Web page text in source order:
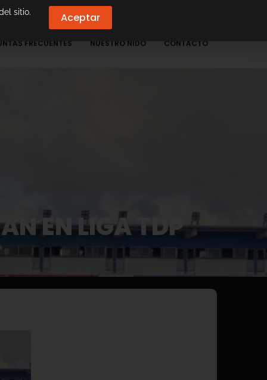
FRECUENTES NUESTRO NIDO CONTACTO
EN LIGA TDP
sitio. Aceptar